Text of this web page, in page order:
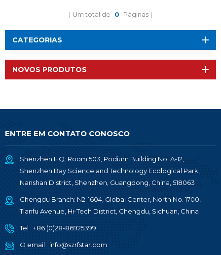
Um total de 0 Páginas
CATEGORIAS
NOVOS PRODUTOS
ENTRE EM CONTATO CONOSCO
Shenzhen HQ: Room 503, Podium Building No. A-12,
Shenzhen Bay Science and Technology Ecological Park,
Nanshan District, Shenzhen, Guangdong, China, 518063
Chengdu Branch: N2-1604, Global Center, North No. 1700,
Tianfu Avenue, Hi-Tech District, Chengdu, Sichuan, China
Tel : +86 (0)28-86925399
O email : info@szrfstar.com